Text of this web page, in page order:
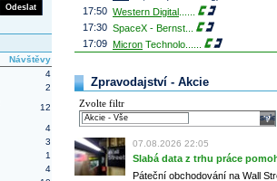
Odeslat
Návštěvy
4
2
12
4
3
1
4
17:50 Western Digital
17:30 SpaceX - Bernst
17:09 Micron Technolo
16:26
Objem obchodů s akciemi na
obchodů za poslední rok je 0,665
16:23 Zvýšení výroby balistických střel
nějakou dobu potrvá. Agentuře
Armin Papperger. Společná výroba
doplnit arzenál Spojeným státům,
(ČTK)
16:07 Conocophillips
Zpravodajství - Akcie
Zvolte filtr
07.08.2026 22:05
Slabá data z trhu práce
Páteční obchodování na Wall